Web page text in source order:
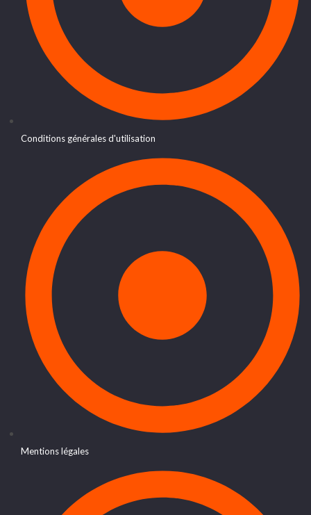
Conditions générales d'utilisation
Mentions légales